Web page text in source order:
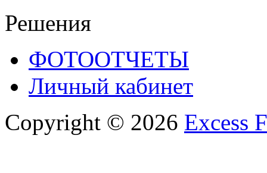
Решения
ФОТООТЧЕТЫ
Личный кабинет
Copyright © 2026 Excess